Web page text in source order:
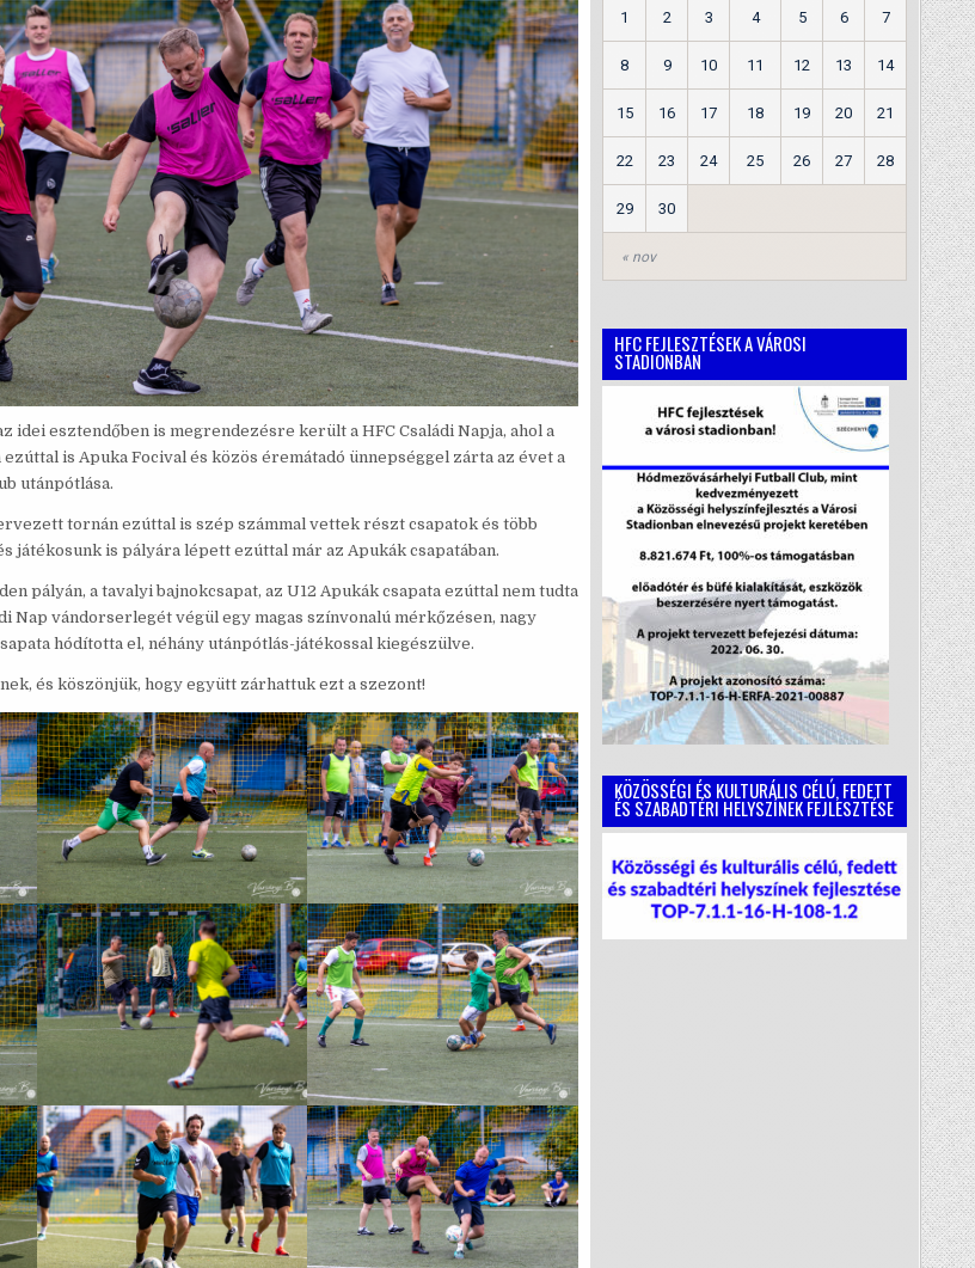
idei esztendőben is megrendezésre került a HFC Családi Napja, ahol a
is Apuka Focival és közös éremátadó ünnepséggel zárta az évet a
utánpótlása.
tornán ezúttal is szép számmal vettek részt csapatok és több
játékosunk is pályára lépett ezúttal már az Apukák csapatában.
pályán, a tavalyi bajnokcsapat, az U12 Apukák csapata ezúttal nem tudta
Nap vándorserlegét végül egy magas színvonalú mérkőzésen, nagy
hódította el, néhány utánpótlás-játékossal kiegészülve.
és köszönjük, hogy együtt zárhattuk ezt a szezont!
« nov
1 2 3 4 5 6 7
8 9 10 11 12 13 14
15 16 17 18 19 20 21
22 23 24 25 26 27 28
29 30
HFC FEJLESZTÉSEK A VÁROSI
STADIONBAN
KÖZÖSSÉGI ÉS KULTURÁLIS CÉLÚ, FEDETT
ÉS SZABADTÉRI HELYSZÍNEK FEJLESZTÉSE